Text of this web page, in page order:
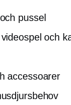
pussel
och
accessoarer